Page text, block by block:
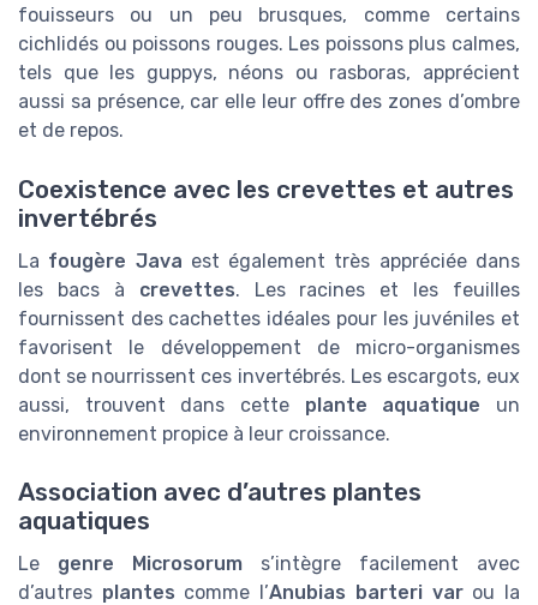
fouisseurs ou un peu brusques, comme certains
cichlidés ou poissons rouges. Les poissons plus calmes,
tels que les guppys, néons ou rasboras, apprécient
aussi sa présence, car elle leur offre des zones d’ombre
et de repos.
Coexistence avec les crevettes et autres
invertébrés
La fougère Java est également très appréciée dans
les bacs à crevettes. Les racines et les feuilles
fournissent des cachettes idéales pour les juvéniles et
favorisent le développement de micro-organismes
dont se nourrissent ces invertébrés. Les escargots, eux
aussi, trouvent dans cette plante aquatique un
environnement propice à leur croissance.
Association avec d’autres plantes
aquatiques
Le genre Microsorum s’intègre facilement avec
d’autres plantes comme l’Anubias barteri varou la